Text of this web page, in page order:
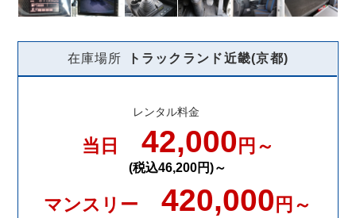
在庫場所 トラックランド近畿(京都)
レンタル料金
当日 42,000 円～
(税込46,200円)～
マンスリー420,000 円～